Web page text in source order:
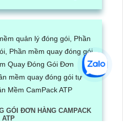
GÓI ĐƠN HÀNG CAMPACK
ATP